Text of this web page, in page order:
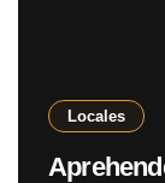
Locales